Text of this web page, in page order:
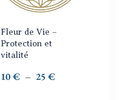
Fleur de Vie –
Protection et
vitalité
10€ – 25€Plage
options
peuvent
être
choisies